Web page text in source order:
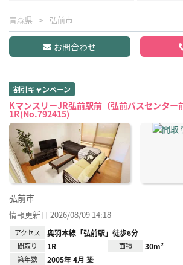
青森県 弘前市
お問合わせ
割引キャンペーン
KマンスリーJR弘前駅前（弘前バスセンター
1R(No.792415)
弘前市
情報更新日 2026/08/09 14:18
アクセス 奥羽本線「弘前駅」徒歩6分
間取り 1R 面積 30m²
築年数 2005年 4月 築